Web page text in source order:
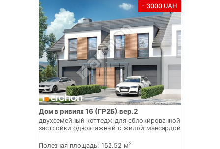
- 3000 UAH
Дом в ривиях 16 (ГР2Б) вер.2
двухсемейный коттедж для сблокированной
застройки одноэтажный с жилой мансардой
Полезная площадь: 152.52 м2